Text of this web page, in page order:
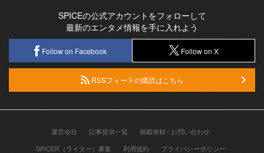
SPICEの公式アカウントをフォローして
最新のエンタメ情報を手に入れよう
Follow on Facebook Follow on X
RSSフィードの購読はこちら
運営会社 記事提供一覧
掲載依頼 / お問い合わせ
SPICER（ライター）募集
利用規約 プライバシーポリシー